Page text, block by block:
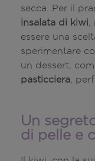
secca. Per il
insalata di kiwi
essere una
sperimentare
un dessert,
pasticciera ,
Un
di pelle e